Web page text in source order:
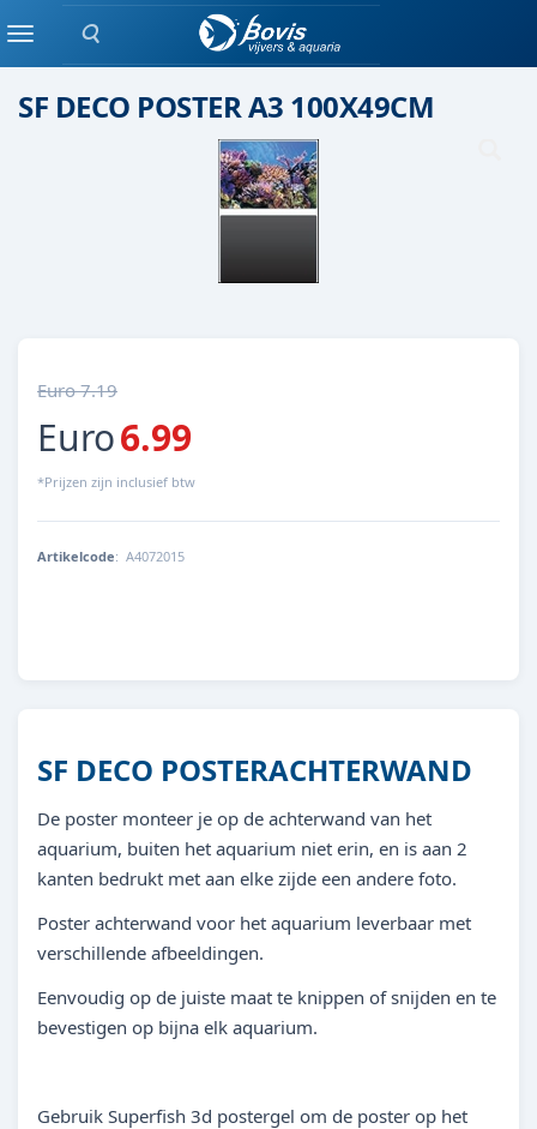
Zoeken
MenuACHTERWAND
SF DECO POSTER A3 100X49CM
Euro 7.19
Euro6.99
*Prijzen zijn inclusief btw
Artikelcode: A4072015
SF DECO POSTERACHTERWAND
De poster monteer je op de achterwand van het
aquarium, buiten het aquarium niet erin, en is aan 2
kanten bedrukt met aan elke zijde een andere foto.
Poster achterwand voor het aquarium leverbaar met
verschillende afbeeldingen.
Eenvoudig op de juiste maat te knippen of snijden en te
bevestigen op bijna elk aquarium.
Gebruik Superfish 3d postergel om de poster op het